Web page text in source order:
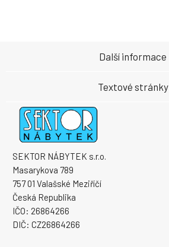
SEKTOR NÁBYTEK s.r.o.
Masarykova 789
757 01 Valašské Meziříčí
Česká Republika
IČO: 26864266
DIČ: CZ26864266
Další informace
Textové stránky